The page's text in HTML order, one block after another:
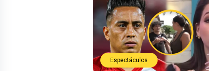
Espectáculos